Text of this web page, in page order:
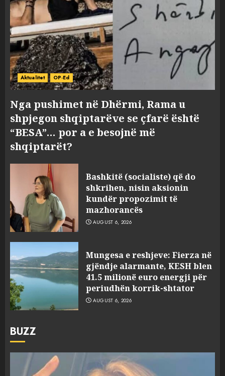
Aktualitet OP-Ed
Nga pushimet në Dhërmi, Rama u
shpjegon shqiptarëve se çfarë është
“BESA”… por a e besojnë më
shqiptarët?
Bashkitë (socialiste) që do
shkrihen, nisin aksionin
kundër propozimit të
mazhorancës
AUGUST 6, 2026
Mungesa e reshjeve: Fierza në
gjëndje alarmante, KESH blen
41.5 milionë euro energji për
periudhën korrik-shtator
AUGUST 6, 2026
BUZZ